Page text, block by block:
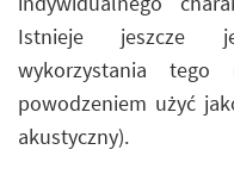
Istnieje jeszcze
wykorzystania
powodzeniem użyć
akustyczny).